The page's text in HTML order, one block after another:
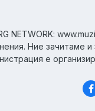
NETWORK:
Ние
е